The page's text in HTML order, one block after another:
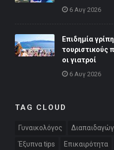
6 Αυγ 2026
Επιδημία
τουριστικούς
οι γιατροί
6 Αυγ 2026
TAG CLOUD
Γυναικολόγος
Έξυπνα tips Επικαιρότητα